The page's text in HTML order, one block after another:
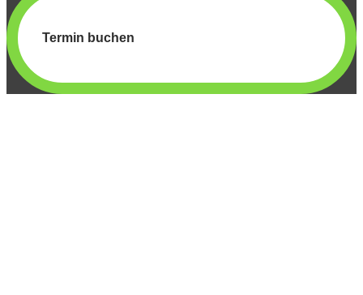
Termin buchen